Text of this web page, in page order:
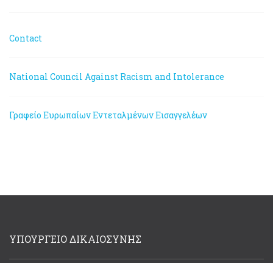
Contact
National Council Against Racism and Intolerance
Γραφείο Ευρωπαίων Εντεταλμένων Εισαγγελέων
ΥΠΟΥΡΓΕΙΟ ΔΙΚΑΙΟΣΥΝΗΣ